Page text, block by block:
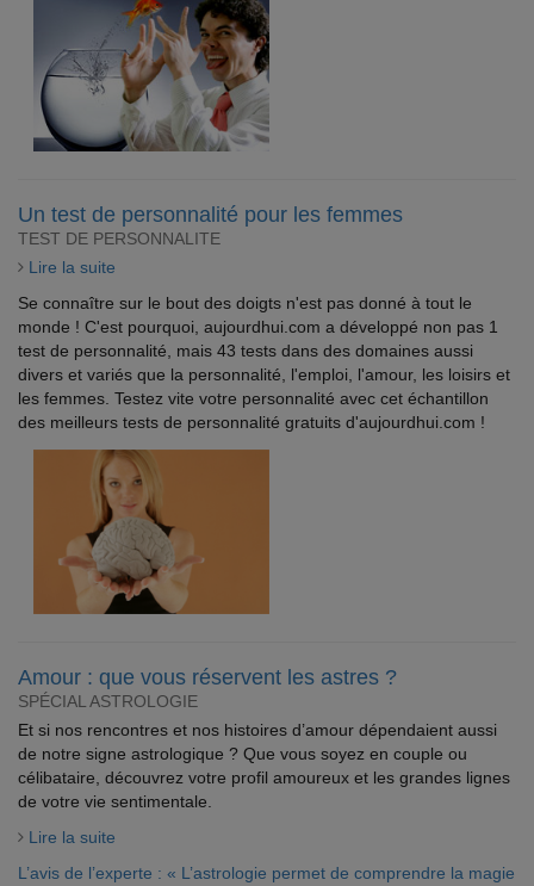
Un test de personnalité pour les femmes
TEST DE PERSONNALITE
Lire la suite
Se connaître sur le bout des doigts n'est pas donné à tout le
monde ! C'est pourquoi, aujourdhui.com a développé non pas 1
test de personnalité, mais 43 tests dans des domaines aussi
divers et variés que la personnalité, l'emploi, l'amour, les loisirs et
les femmes. Testez vite votre personnalité avec cet échantillon
des meilleurs tests de personnalité gratuits d'aujourdhui.com !
Amour : que vous réservent les astres ?
SPÉCIAL ASTROLOGIE
Et si nos rencontres et nos histoires d’amour dépendaient aussi
de notre signe astrologique ? Que vous soyez en couple ou
célibataire, découvrez votre profil amoureux et les grandes lignes
de votre vie sentimentale.
Lire la suite
L’avis de l’experte : « L’astrologie permet de comprendre la magie